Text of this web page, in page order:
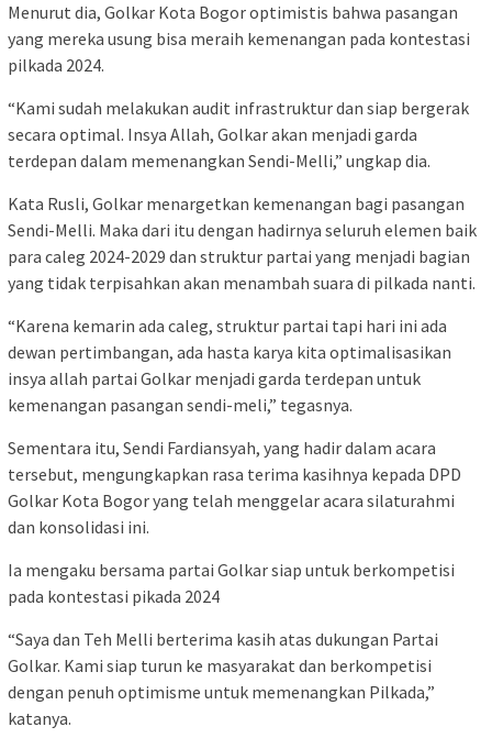
Menurut dia, Golkar Kota Bogor optimistis bahwa pasangan
yang mereka usung bisa meraih kemenangan pada kontestasi
pilkada 2024.
“Kami sudah melakukan audit infrastruktur dan siap bergerak
secara optimal. Insya Allah, Golkar akan menjadi garda
terdepan dalam memenangkan Sendi-Melli,” ungkap dia.
Kata Rusli, Golkar menargetkan kemenangan bagi pasangan
Sendi-Melli. Maka dari itu dengan hadirnya seluruh elemen baik
para caleg 2024-2029 dan struktur partai yang menjadi bagian
yang tidak terpisahkan akan menambah suara di pilkada nanti.
“Karena kemarin ada caleg, struktur partai tapi hari ini ada
dewan pertimbangan, ada hasta karya kita optimalisasikan
insya allah partai Golkar menjadi garda terdepan untuk
kemenangan pasangan sendi-meli,” tegasnya.
Sementara itu, Sendi Fardiansyah, yang hadir dalam acara
tersebut, mengungkapkan rasa terima kasihnya kepada DPD
Golkar Kota Bogor yang telah menggelar acara silaturahmi
dan konsolidasi ini.
Ia mengaku bersama partai Golkar siap untuk berkompetisi
pada kontestasi pikada 2024
“Saya dan Teh Melli berterima kasih atas dukungan Partai
Golkar. Kami siap turun ke masyarakat dan berkompetisi
dengan penuh optimisme untuk memenangkan Pilkada,”
katanya.